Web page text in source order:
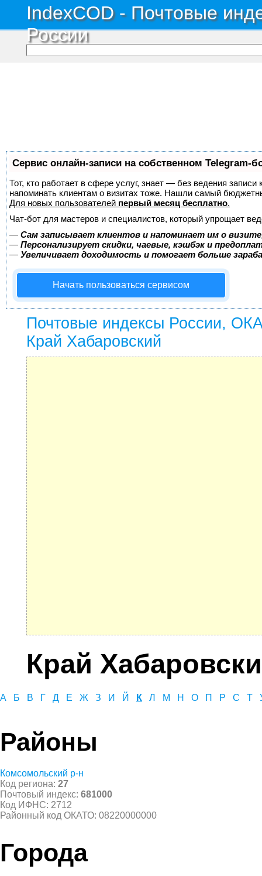
IndexCOD - Почтовые
России
Сервис онлайн-записи на собственном Telegram-
Тот, кто работает в сфере услуг, знает — без ведения
напоминать клиентам о визитах тоже. Нашли самый
Для новых пользователей первый месяц бесплатно.
Чат-бот для мастеров и специалистов, который упрощает
— Сам записывает клиентов и напоминает им о
— Персонализирует скидки, чаевые, кэшбэк и
— Увеличивает доходимость и помогает больше
Начать пользоваться сервисом
Почтовые индексы России,
Край Хабаровский
Край
А Б В Г Д Е Ж З И Й К Л М Н О П Р С Т
Районы
Комсомольский р-н
Код региона: 27
Почтовый индекс: 681000
Код ИФНС: 2712
Районный код ОКАТО: 08220000000
Города